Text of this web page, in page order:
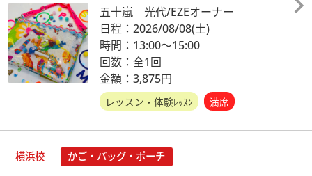
五十嵐 光代/EZEオーナー
日程：2026/08/08(土)
時間：13:00～15:00
回数：全1回
金額：3,875円
レッスン・体験ﾚｯｽﾝ 満席
横浜校 かご・バッグ・ポーチ